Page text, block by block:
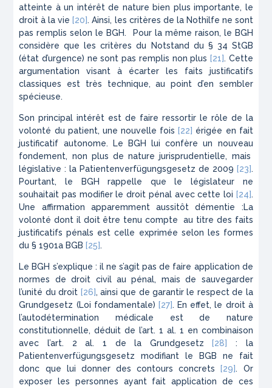
atteinte à un intérêt de nature bien plus importante, le
droit à la vie [20]. Ainsi, les critères de la Nothilfe ne sont
pas remplis selon le BGH. Pour la même raison, le BGH
considère que les critères du
Notstand du § 34 StGB
(état d’urgence) ne sont pas remplis non plus [21]. Cette
argumentation visant à écarter les faits justificatifs
classiques est très technique, au point d’en sembler
spécieuse.
Son principal intérêt est de faire ressortir le rôle de la
volonté du patient, une nouvelle fois [22] érigée en fait
justificatif autonome. Le
BGH
lui confère un nouveau
fondement, non plus de nature jurisprudentielle, mais
législative : la Patientenverfügungsgesetz de 2009 [23].
Pourtant, le
BGH rappelle que le législateur ne
souhaitait pas modifier le droit pénal avec cette loi [24].
Une affirmation apparemment aussitôt démentie :La
volonté dont il doit être tenu compte au titre des faits
justificatifs pénals est celle exprimée selon les formes
du § 1901a BGB [25].
Le BGH s’explique : il ne s’agit pas de faire application de
normes de droit civil au pénal, mais de sauvegarder
l’unité du droit [26], ainsi que de garantir le respect de la
Grundgesetz (Loi fondamentale) [27]. En effet, le droit à
l’autodétermination médicale est de nature
constitutionnelle, déduit de l’art. 1 al. 1 en combinaison
avec l’art. 2 al. 1 de la Grundgesetz [28]
: la
Patientenverfügungsgesetz modifiant le BGB ne fait
donc que lui donner des contours concrets [29]. Or
exposer les personnes ayant fait application de ces